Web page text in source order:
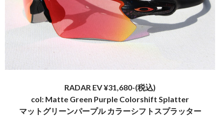
RADAR EV ¥31,680-(税込)
col: Matte Green Purple Colorshift Splatter
マットグリーンパープル カラーシフトスプラッター